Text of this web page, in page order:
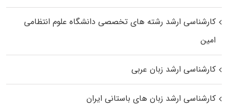
کارشناسی ارشد رﺷﺘﻪ ﻫﺎی تخصصی داﻧﺸﮕﺎه ﻋﻠﻮم انتظامی
اﻣﻴﻦ
کارشناسی ارشد زبان عربی
کارشناسی ارشد زبان‌ های باستانی ایران